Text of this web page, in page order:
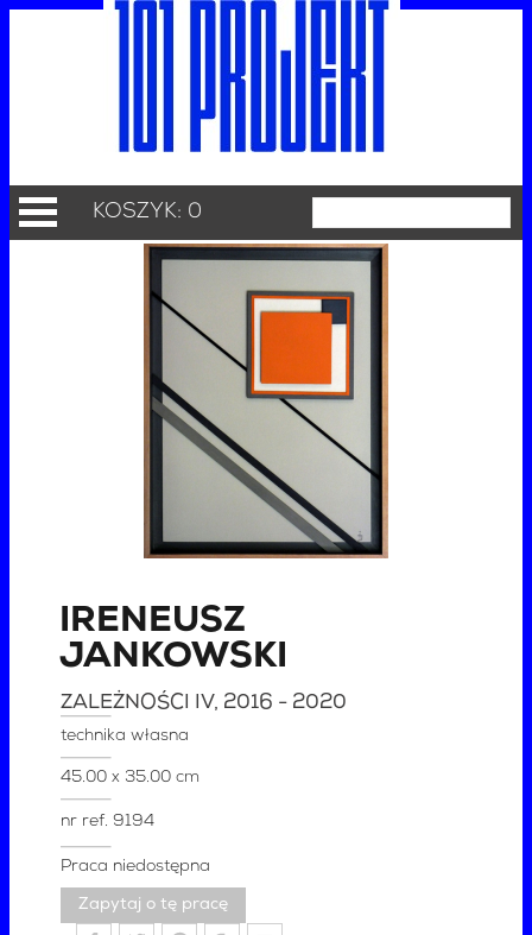
KOSZYK: 0
IRENEUSZ
JANKOWSKI
ZALEŻNOŚCI IV, 2016 - 2020
technika własna
45.00 x 35.00 cm
nr ref.9194
Praca niedostępna
Zapytaj o tę pracę